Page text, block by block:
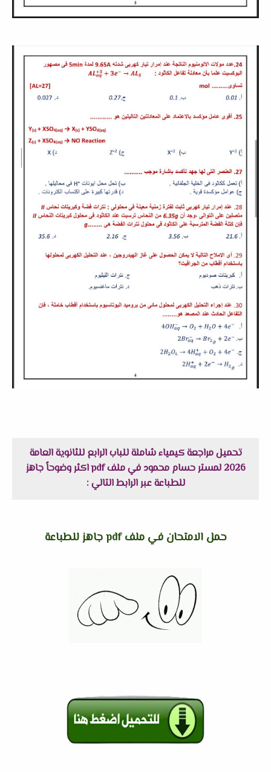
تحميل مراجعة كيمياء شاملة للباب الرابع للثانوية العامة
2026 لمستر حسام محمود في ملف pdf اكثر وضوحاً جاهز
للطباعة عبر الرابط التالي :
حمل الامتحان في ملف pdf جاهز للطباعة